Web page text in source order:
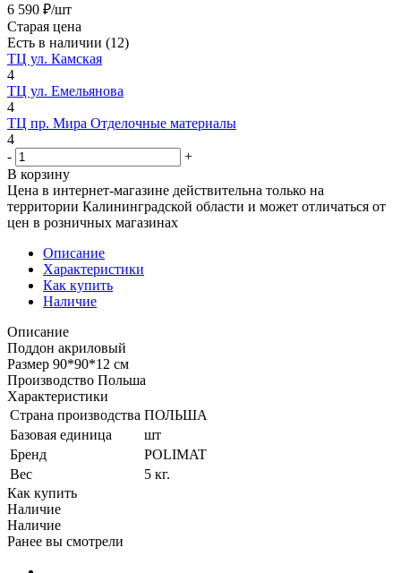
6 590 ₽/шт
Старая цена
Есть в наличии (12)
ТЦ ул. Камская
4
ТЦ ул. Емельянова
4
ТЦ пр. Мира Отделочные материалы
4
-
+
В корзину
Цена в интернет-магазине действительна только на
территории Калининградской области и может отличаться от
цен в розничных магазинах
Описание
Характеристики
Как купить
Наличие
Описание
Поддон акриловый
Размер 90*90*12 см
Производство Польша
Характеристики
Страна производства ПОЛЬША
Базовая единица
шт
Бренд
POLIMAT
Вес
5 кг.
Как купить
Наличие
Наличие
Ранее вы смотрели